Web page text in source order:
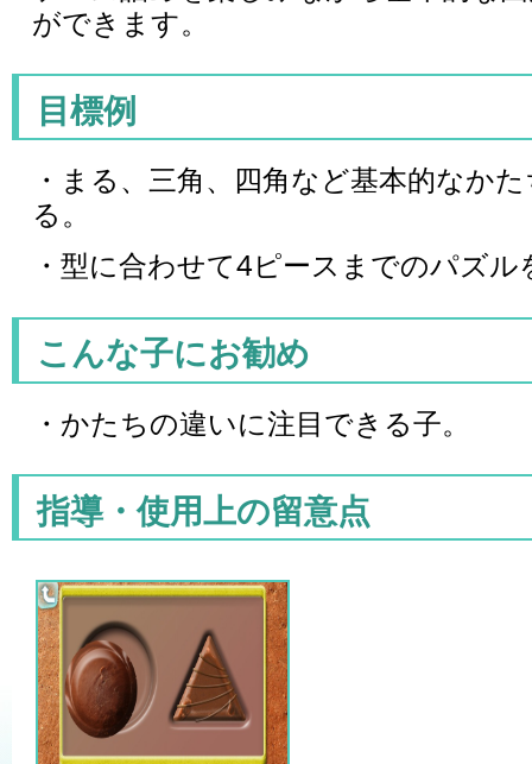
ができます。
目標例
・まる、三角、四角など基本的なか
る。
・型に合わせて4ピースまでのパズル
こんな子にお勧め
・かたちの違いに注目できる子。
指導・使用上の留意点